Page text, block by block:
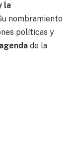
la
nombramiento
políticas y
de la